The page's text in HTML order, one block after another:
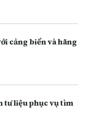
cảng biển và hãng
tư liệu phục vụ tìm